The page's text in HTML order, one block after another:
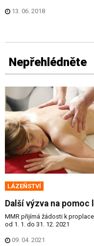
13. 06. 2018
Nepřehlédněte
LÁZEŇSTVÍ
Další výzva na pomoc
MMR přijímá žádosti k
od 1. 1. do 31. 12. 2021
09. 04. 2021